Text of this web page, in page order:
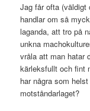
Jag får ofta
handlar om så
laganda, att tro på
unkna
vråla att man hatar
kärleksfullt och fint
har några som
motståndarlaget?